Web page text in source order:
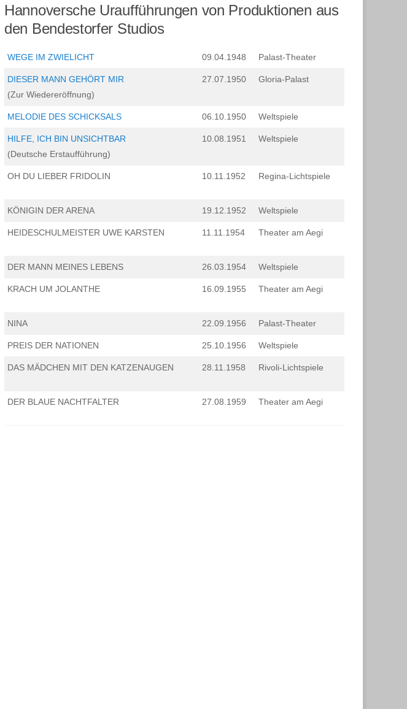
Hannoversche Uraufführungen von Produktionen aus
den Bendestorfer Studios
WEGE IM ZWIELICHT 09.04.1948 Palast-Theater
DIESER MANN GEHÖRT MIR
(Zur Wiedereröffnung)
27.07.1950 Gloria-Palast
MELODIE DES SCHICKSALS 06.10.1950 Weltspiele
HILFE, ICH BIN UNSICHTBAR
(Deutsche Erstaufführung)
10.08.1951 Weltspiele
OH DU LIEBER FRIDOLIN 10.11.1952 Regina-Lichtspiele
KÖNIGIN DER ARENA 19.12.1952 Weltspiele
HEIDESCHULMEISTER UWE KARSTEN 11.11.1954 Theater am Aegi
DER MANN MEINES LEBENS 26.03.1954 Weltspiele
KRACH UM JOLANTHE 16.09.1955 Theater am Aegi
NINA 22.09.1956 Palast-Theater
PREIS DER NATIONEN 25.10.1956 Weltspiele
DAS MÄDCHEN MIT DEN KATZENAUGEN 28.11.1958 Rivoli-Lichtspiele
DER BLAUE NACHTFALTER 27.08.1959 Theater am Aegi